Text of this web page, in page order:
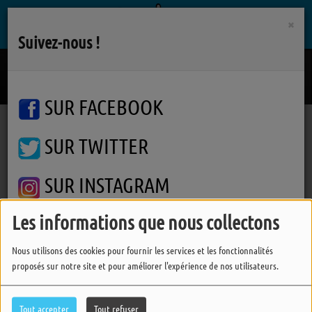
Les informations que nous collectons
Nous utilisons des cookies pour fournir les services et les fonctionnalités
proposés sur notre site et pour améliorer l'expérience de nos utilisateurs.
Tout accepter Tout refuser
Podcasts Un Temps Pour Soi
Un Temps Pour Soi
×
Suivez-nous !
SUR FACEBOOK
SUR TWITTER
SUR INSTAGRAM